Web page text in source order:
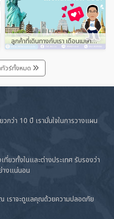
ลูกค้าที่เดินทางกับเรา เดือนเมษายน 2567
วร์ทั้งหมด
กว่า 10 ปี เรามั่นใจในการวางแผน
ที่ยวทั้งในและต่างประเทศ รับรองว่า
างแน่นอน
เราจะดูแลคุณด้วยความปลอดภัย